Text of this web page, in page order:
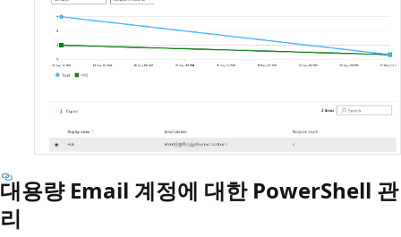
대용량 Email 계정에 대한 PowerShell 관
리